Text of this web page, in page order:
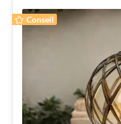
Conseil